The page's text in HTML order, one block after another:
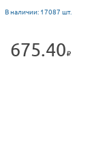
В наличии: 17087 шт.
675.40